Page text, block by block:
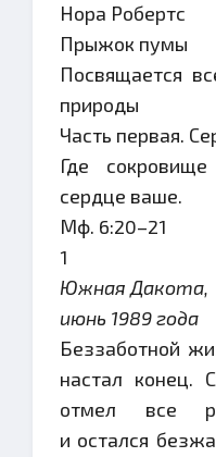
Нора Робертс
Прыжок пумы
Посвящается
природы
Часть первая.
Где
сердце ваше.
Мф. 6:20–21
1
Южная Дакота,
июнь 1989 года
Беззаботной
настал конец.
отмел все
и остался